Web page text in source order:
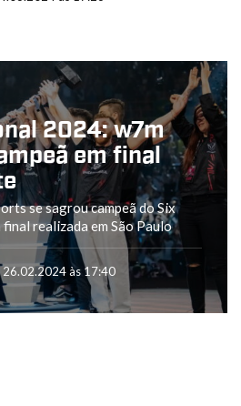
2024: w7m
em final
se sagrou campeã do Six
realizada em São Paulo
26.02.2024 às 17:40